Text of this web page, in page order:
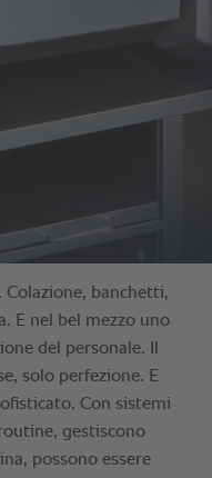
banchetti,
E nel bel mezzo uno
del personale. Il
solo perfezione. E
Con sistemi
gestiscono
possono essere